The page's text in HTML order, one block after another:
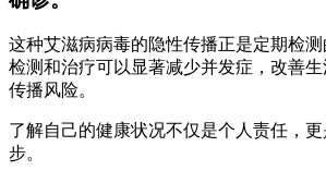
这种艾滋病病毒的隐性传播正是定期检
检测和治疗可以显著减少并发症，改善
传播风险。
了解自己的健康状况不仅是个人责任，
步。